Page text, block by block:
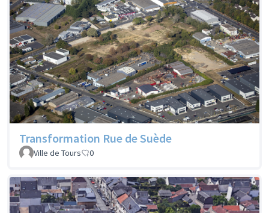
Transformation Rue de Suède
Ville de Tours 0